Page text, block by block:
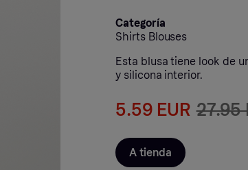
Categoría
Shirts Blouses
Esta blusa tiene look de
y silicona interior.
5.59 EUR 27.95
A tienda